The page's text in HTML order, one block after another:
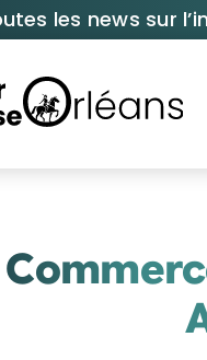
les news sur